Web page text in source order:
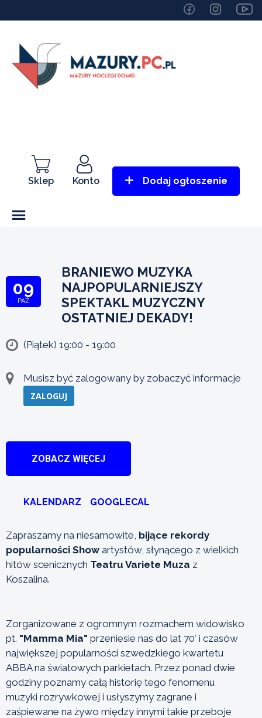
Sklep Konto Dodaj ogłoszenie
09
PAŹ
BRANIEWO MUZYKA
NAJPOPULARNIEJSZY
SPEKTAKL MUZYCZNY
OSTATNIEJ DEKADY!
(Piątek) 19:00 - 19:00
Musisz być zalogowany by zobaczyć informacje
ZALOGUJ
ZOBACZ WIĘCEJ
KALENDARZ GOOGLECAL
Zapraszamy na niesamowite, bijące rekordy
popularności Show artystów, słynącego z wielkich
hitów scenicznych Teatru Variete Muza z
Koszalina.
Zorganizowane z ogromnym rozmachem widowisko
pt. "Mamma Mia" przeniesie nas do lat 70′ i czasów
największej popularności szwedzkiego kwartetu
ABBA na światowych parkietach. Przez ponad dwie
godziny poznamy całą historię tego fenomenu
muzyki rozrywkowej i usłyszymy zagrane i
zaśpiewane na żywo między innymi takie przeboje